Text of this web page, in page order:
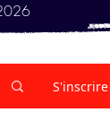
S'inscrire